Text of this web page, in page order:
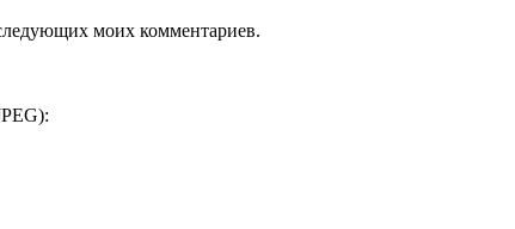
моих комментариев.